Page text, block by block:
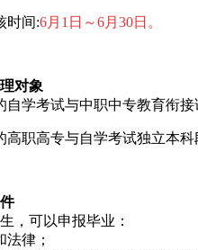
时间:6月 1日～6月30日。
对象
自学考试与中职中专教育衔接
高职高专与自学考试独立本科
，可以申报毕业：
律；